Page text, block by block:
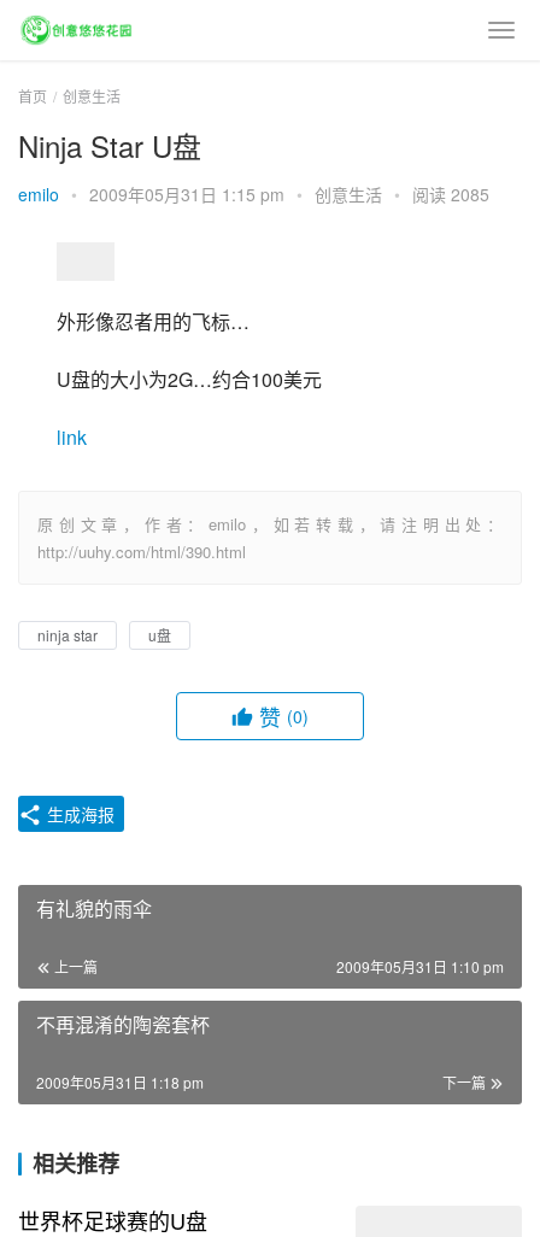
首页 创意生活
Ninja Star U盘
emilo • 2009年05月31日 1:15 pm • 创意生活 • 阅读 2085
外形像忍者用的飞标…
U盘的大小为2G…约合100美元
link
原创文章，作者：emilo，如若转载，请注明出处：
http://uuhy.com/html/390.html
ninja star u盘
赞 (0)
生成海报
有礼貌的雨伞
上一篇 2009年05月31日 1:10 pm
不再混淆的陶瓷套杯
下一篇
2009年05月31日 1:18 pm
相关推荐
世界杯足球赛的U盘